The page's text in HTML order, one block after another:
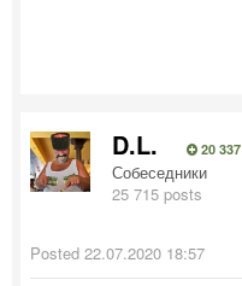
D.L. 20 337
Собеседники
25 715 posts
Posted 22.07.2020 18:57